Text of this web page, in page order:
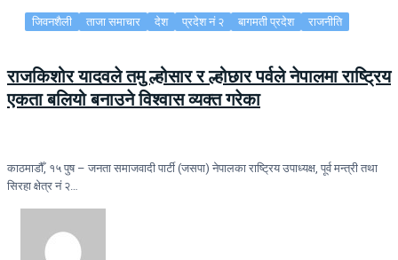
जिवनशैली ताजा समाचार देश प्रदेश नं २ बागमती प्रदेश राजनीति
राजकिशोर यादवले तमु ल्होसार र ल्होछार पर्वले नेपालमा राष्ट्रिय
एकता बलियो बनाउने विश्वास व्यक्त गरेका
काठमाडौँ, १५ पुष – जनता समाजवादी पार्टी (जसपा) नेपालका राष्ट्रिय उपाध्यक्ष, पूर्व मन्त्री तथा
सिरहा क्षेत्र नं २…